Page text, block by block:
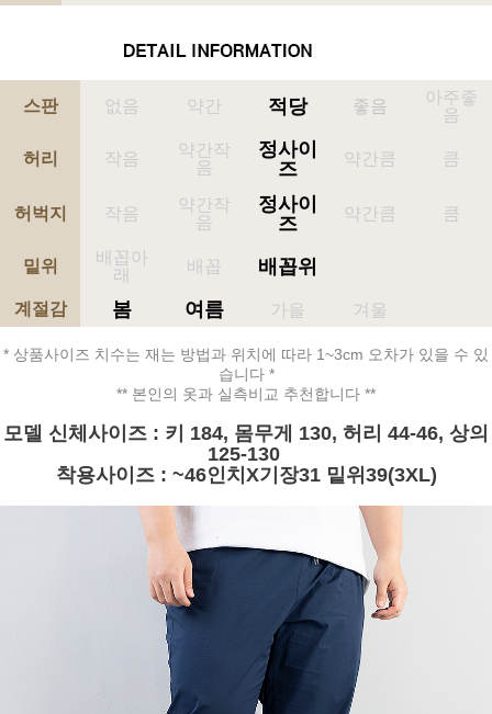
스판 없음 약간 적당 좋음
아주좋
음
허리 작음
약간작
음
정사이
즈
약간큼 큼
허벅지 작음
약간작
음
정사이
즈
약간큼 큼
밑위
배꼽아
래
배꼽 배꼽위
계절감 봄 여름 가을 겨울
* 상품사이즈 치수는 재는 방법과 위치에 따라 1~3cm 오차가 있을 수 있
습니다 *
** 본인의 옷과 실측비교 추천합니다 **
모델 신체사이즈 : 키 184, 몸무게 130, 허리 44-46, 상의
125-130
착용사이즈 : ~46인치X기장31 밑위39(3XL)